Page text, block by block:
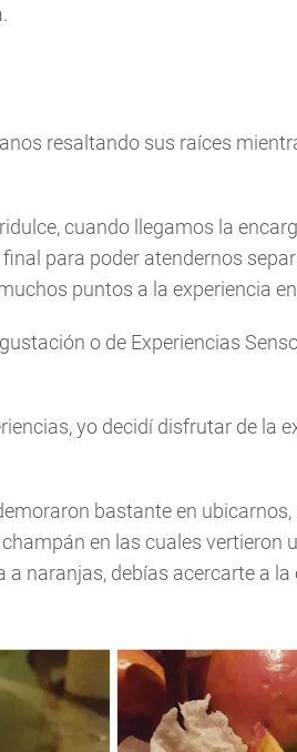
resaltando sus raíces
cuando llegamos la
para poder atendernos
puntos a la experiencia
o de Experiencias
yo decidí disfrutar de la
bastante en
en las cuales vertieron
naranjas, debías acercarte a la